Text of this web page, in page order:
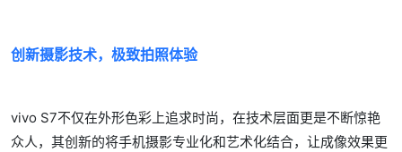
创新摄影技术，极致拍照体验
vivo S7不仅在外形色彩上追求时尚，在技术层面更是不断惊艳
众人，其创新的将手机摄影专业化和艺术化结合，让成像效果更